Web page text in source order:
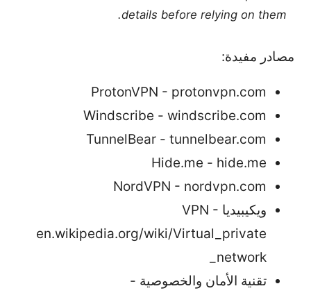
details before relying on them.
مصادر مفيدة:
ProtonVPN - protonvpn.com
Windscribe - windscribe.com
TunnelBear - tunnelbear.com
Hide.me - hide.me
NordVPN - nordvpn.com
ويكيبيديا VPN -
en.wikipedia.org/wiki/Virtual_private
_network
تقنية الأمان والخصوصية -